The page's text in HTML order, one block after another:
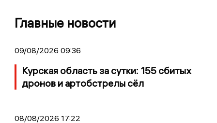
Главные новости
09/08/2026 09:36
Курская область за сутки: 155 сбитых
дронов и артобстрелы сёл
08/08/2026 17:22